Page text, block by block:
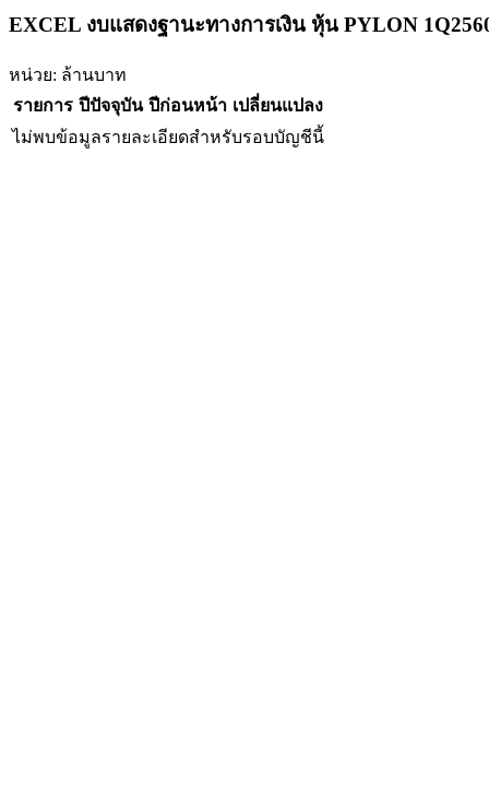
EXCEL งบแสดงฐานะทางการเงิน หุ้น PYLON
หน่วย: ล้านบาท
รายการ ปีปัจจุบัน ปีก่อนหน้า เปลี่ยนแปลง
ไม่พบข้อมูลรายละเอียดสำหรับรอบบัญชีนี้